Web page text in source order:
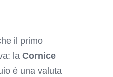
il primo
la Cornice
è una valuta